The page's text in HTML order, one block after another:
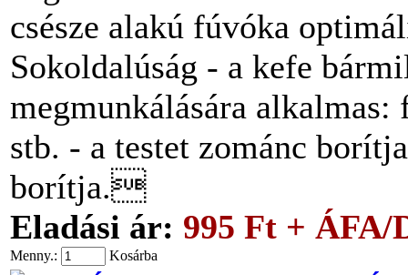
csésze alakú fúvóka
Sokoldalúság - a kefe
megmunkálására
stb. - a testet zománc
borítja.
Eladási ár: 995 Ft + ÁFA/
Menny.: Kosárba